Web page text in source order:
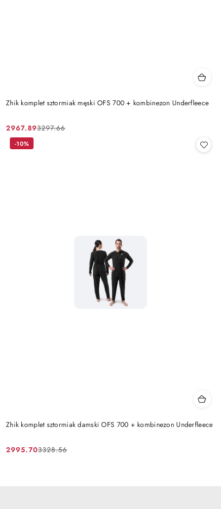
Zhik komplet sztormiak męski OFS 700 + kombinezon Underfleece
Cena
promocyjna:
2967.89
Cena
przed
3297.66
Zhik komplet sztormiak damski OFS 700 + kombinezon Underfleece
Cena
2995.70
Cena
3328.56
-10%